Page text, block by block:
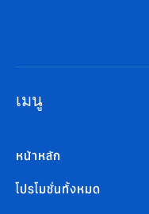
เมนู
หน้าหลัก
โปรโมชั่นทั้งหมด